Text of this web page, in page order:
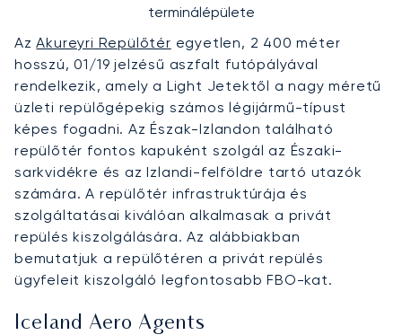
terminálépülete
AzAkureyri Repülőtér egyetlen, 2 400 méter
hosszú, 01/19 jelzésű aszfalt futópályával
rendelkezik, amely a Light Jetektől a nagy méretű
üzleti repülőgépekig számos légijármű-típust
képes fogadni. Az Észak-Izlandon található
repülőtér fontos kapuként szolgál az Északi-
sarkvidékre és az Izlandi-felföldre tartó utazók
számára. A repülőtér infrastruktúrája és
szolgáltatásai kiválóan alkalmasak a privát
repülés kiszolgálására. Az alábbiakban
bemutatjuk a repülőtéren a privát repülés
ügyfeleit kiszolgáló legfontosabb FBO-kat.
Iceland Aero Agents